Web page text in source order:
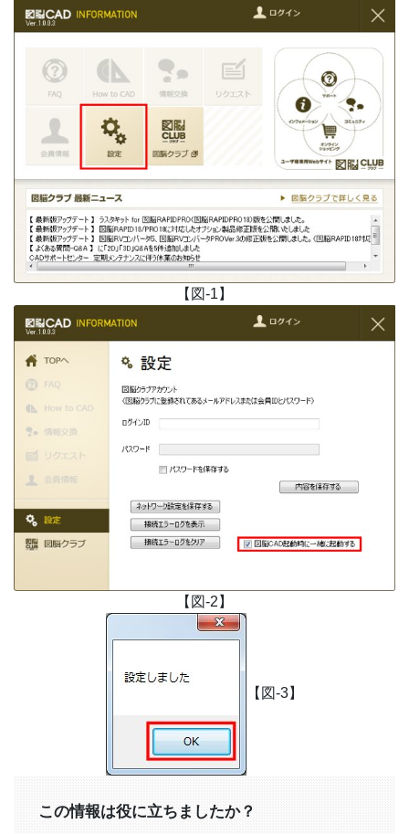
【図-1】
【図-2】
【図-3】
この情報は役に立ちましたか？